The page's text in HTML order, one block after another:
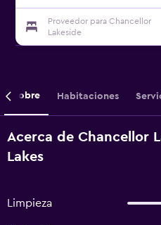
Proveedor para Chancellor
Lakeside
Sobre Habitaciones
Acerca de Chancellor
Lakes
Limpieza